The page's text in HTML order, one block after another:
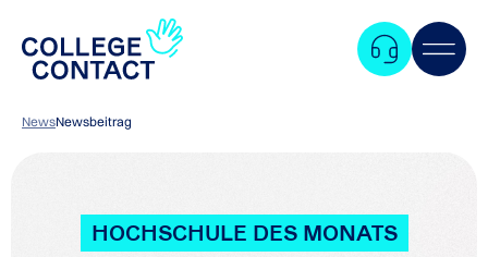
NewsNewsbeitrag
HOCHSCHULE DES MONATS